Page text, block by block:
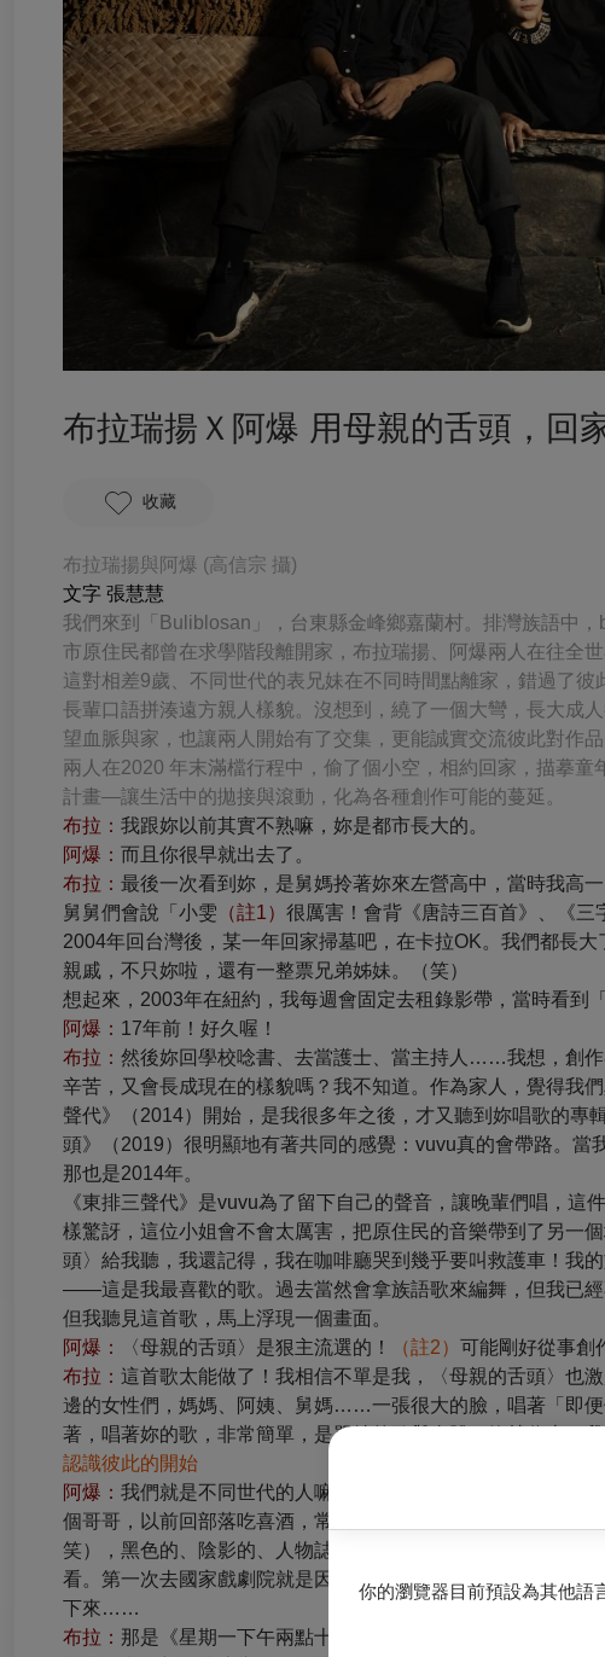
你的瀏覽器目前預設為其他語
布拉瑞揚Ｘ阿爆 用母親的舌頭，回
收藏
布拉瑞揚與阿爆 (高信宗 攝)
文字 張慧慧
我們來到「Buliblosan」，台東縣金峰鄉嘉蘭村。排灣族語中
市原住民都曾在求學階段離開家，布拉瑞揚、阿爆兩人在往全
這對相差9歲、不同世代的表兄妹在不同時間點離家，錯過了
長輩口語拼湊遠方親人樣貌。沒想到，繞了一個大彎，長大成
望血脈與家，也讓兩人開始有了交集，更能誠實交流彼此對作
兩人在2020 年末滿檔行程中，偷了個小空，相約回家，描摹
計畫—讓生活中的拋接與滾動，化為各種創作可能的蔓延。
布拉： 我跟妳以前其實不熟嘛，妳是都市長大的。
阿爆： 而且你很早就出去了。
布拉： 最後一次看到妳，是舅媽拎著妳來左營高中，當時我高
舅舅們會說「小雯 （註1） 很厲害！會背《唐詩三百首》、《
2004年回台灣後，某一年回家掃墓吧，在卡拉OK。我們都長
親戚，不只妳啦，還有一整票兄弟姊妹。（笑）
想起來，2003年在紐約，我每週會固定去租錄影帶，當時看
阿爆： 17年前！好久喔！
布拉： 然後妳回學校唸書、去當護士、當主持人……我想，創
辛苦，又會長成現在的樣貌嗎？我不知道。作為家人，覺得我
聲代》（2014）開始，是我很多年之後，才又聽到妳唱歌的專
頭》（2019）很明顯地有著共同的感覺：vuvu真的會帶路。
那也是2014年。
《東排三聲代》是vuvu為了留下自己的聲音，讓晚輩們唱，
樣驚訝，這位小姐會不會太厲害，把原住民的音樂帶到了另一
頭〉給我聽，我還記得，我在咖啡廳哭到幾乎要叫救護車！我
——這是我最喜歡的歌。過去當然會拿族語歌來編舞，但我已
但我聽見這首歌，馬上浮現一個畫面。
阿爆：
〈母親的舌頭〉是狠主流選的！ （註2） 可能剛好從事創
布拉： 這首歌太能做了！我相信不單是我，〈母親的舌頭〉也
邊的女性們，媽媽、阿姨、舅媽……一張很大的臉，唱著「即
著，唱著妳的歌，非常簡單，是單純的歌與身體，妳就代表了
認識彼此的開始
阿爆： 我們就是不同世代的人嘛，我跟你媽媽還比較熟！姑婆
個哥哥，以前回部落吃喜酒，常遇到其他哥哥，後來才知道有
笑），黑色的、陰影的、人物誌的那種。照片裡的你很少笑，
看。第一次去國家戲劇院就是因為你。當時看到睡著……你好
下來……
布拉： 那是《星期一下午兩點十分》（2004），我剛回來，第